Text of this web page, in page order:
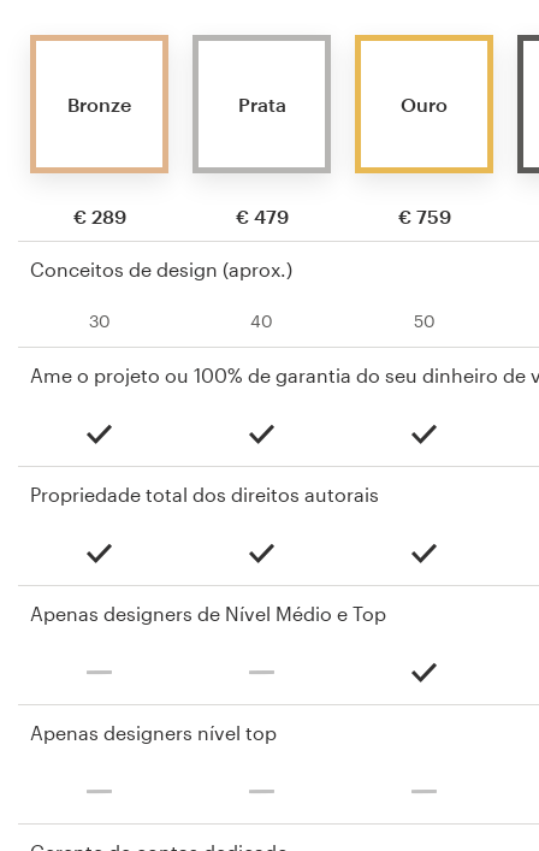
Bronze
€ 289
Prata
€ 479
Ouro
€ 759
Conceitos de design (aprox.)
30 40 50
Ame o projeto ou 100% de garantia do seu dinheiro de
Propriedade total dos direitos autorais
Apenas designers de Nível Médio e Top
Apenas designers nível top